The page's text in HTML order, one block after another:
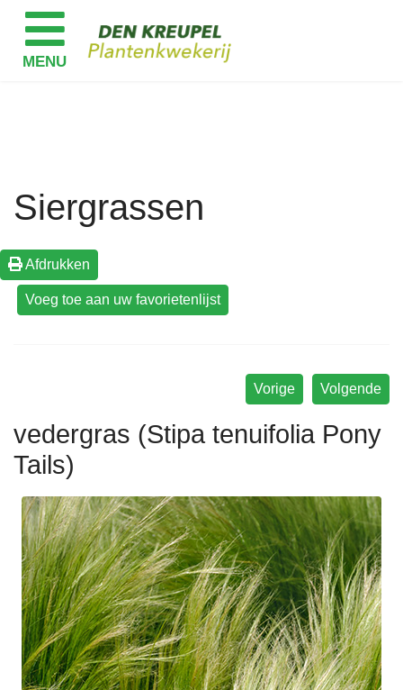
Siergrassen
Afdrukken
Volgende
Vorige
vedergras (Stipa tenuifolia Pony
Tails)